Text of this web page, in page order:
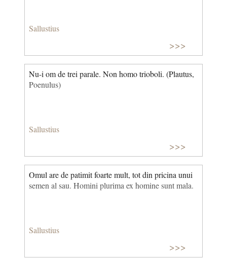
Sallustius
>>>
Nu-i om de trei parale. Non homo trioboli. (Plautus,
Poenulus)
Sallustius
>>>
Omul are de patimit foarte mult, tot din pricina unui
semen al sau. Homini plurima ex homine sunt mala.
Sallustius
>>>